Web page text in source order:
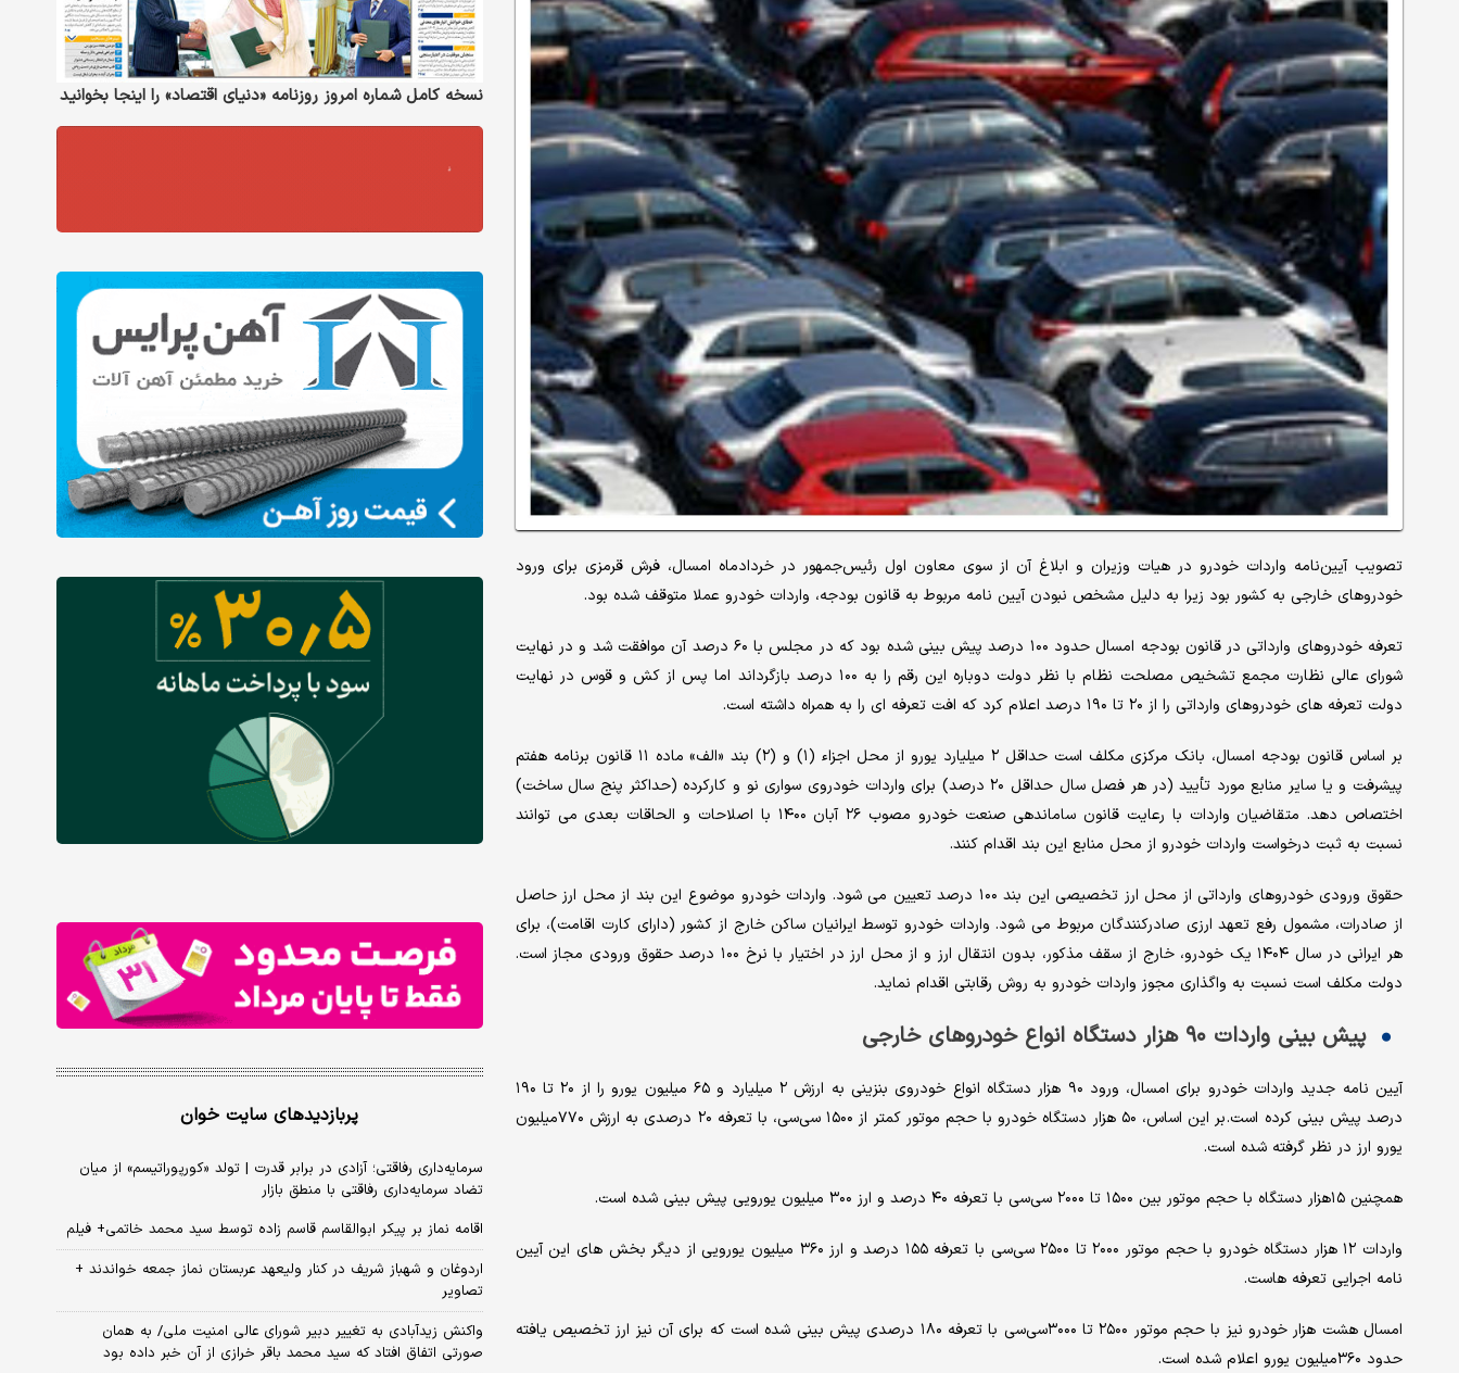
تصویب آیین‌نامه واردات خودرو در هیات وزیران و ابلاغ آن از سوی معاون اول رئیس‌جمهور در خردادماه امسال، فرش قرمزی برای ورود
خودروهای خارجی به کشور بود زیرا به دلیل مشخص نبودن آیین نامه مربوط به قانون بودجه، واردات خودرو عملا متوقف شده بود.
تعرفه خودروهای وارداتی در قانون بودجه امسال حدود ۱۰۰ درصد پیش بینی شده بود که در مجلس با ۶۰ درصد آن موافقت شد و در نهایت
شورای عالی نظارت مجمع تشخیص مصلحت نظام با نظر دولت دوباره این رقم را به ۱۰۰ درصد بازگرداند اما پس از کش و قوس در نهایت
دولت تعرفه های خودروهای وارداتی را از ۲۰ تا ۱۹۰ درصد اعلام کرد که افت تعرفه ای را به همراه داشته است.
بر اساس قانون بودجه امسال، بانک مرکزی مکلف است حداقل ۲ میلیارد یورو از محل اجزاء (۱) و (۲) بند «الف» ماده ۱۱ قانون برنامه هفتم
پیشرفت و یا سایر منابع مورد تأیید (در هر فصل سال حداقل ۲۰ درصد) برای واردات خودروی سواری نو و کارکرده (حداکثر پنج سال ساخت)
اختصاص دهد. متقاضیان واردات با رعایت قانون ساماندهی صنعت خودرو مصوب ۲۶ آبان ۱۴۰۰ با اصلاحات و الحاقات بعدی می توانند
نسبت به ثبت درخواست واردات خودرو از محل منابع این بند اقدام کنند.
حقوق ورودی خودروهای وارداتی از محل ارز تخصیصی این بند ۱۰۰ درصد تعیین می شود. واردات خودرو موضوع این بند از محل ارز حاصل
از صادرات، مشمول رفع تعهد ارزی صادرکنندگان مربوط می شود. واردات خودرو توسط ایرانیان ساکن خارج از کشور (دارای کارت اقامت)، برای
هر ایرانی در سال ۱۴۰۴ یک خودرو، خارج از سقف مذکور، بدون انتقال ارز و از محل ارز در اختیار با نرخ ۱۰۰ درصد حقوق ورودی مجاز است.
دولت مکلف است نسبت به واگذاری مجوز واردات خودرو به روش رقابتی اقدام نماید.
پیش بینی واردات ۹۰ هزار دستگاه انواع خودروهای خارجی
آیین نامه جدید واردات خودرو برای امسال، ورود ۹۰ هزار دستگاه انواع خودروی بنزینی به ارزش ۲ میلیارد و ۶۵ میلیون یورو را از ۲۰ تا ۱۹۰
درصد پیش بینی کرده است. بر این اساس، ۵۰ هزار دستگاه خودرو با حجم موتور کمتر از ۱۵۰۰ سی‌سی، با تعرفه ۲۰ درصدی به ارزش ۷۷۰میلیون
یورو ارز در نظر گرفته شده است.
همچنین ۱۵هزار دستگاه با حجم موتور بین ۱۵۰۰ تا ۲۰۰۰ سی‌سی با تعرفه ۴۰ درصد و ارز ۳۰۰ میلیون یورویی پیش بینی شده است.
واردات ۱۲ هزار دستگاه خودرو با حجم موتور ۲۰۰۰ تا ۲۵۰۰ سی‌سی با تعرفه ۱۵۵ درصد و ارز ۳۶۰ میلیون یورویی از دیگر بخش های این آیین
نامه اجرایی تعرفه هاست.
امسال هشت هزار خودرو نیز با حجم موتور ۲۵۰۰ تا ۳۰۰۰سی‌سی با تعرفه ۱۸۰ درصدی پیش بینی شده است که برای آن نیز ارز تخصیص یافته
حدود ۳۶۰میلیون یورو اعلام شده است.
نسخه کامل شماره امروز روزنامه «دنیای‌ اقتصاد» را اینجا بخوانید
پربازدیدهای سایت خوان
سرمایه‌داری رفاقتی؛ آزادی در برابر قدرت | تولد «کورپوراتیسم» از میان
تضاد سرمایه‌داری رفاقتی با منطق بازار
اقامه نماز بر پیکر ابوالقاسم قاسم زاده توسط سید محمد خاتمی+ فیلم
اردوغان و شهباز شریف در کنار ولیعهد عربستان نماز جمعه خواندند +
تصاویر
واکنش زیدآبادی به تغییر دبیر شورای عالی امنیت ملی/ به همان
صورتی اتفاق افتاد که سید محمد باقر خرازی از آن خبر داده بود